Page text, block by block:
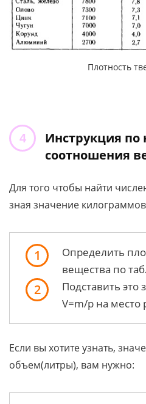
Плотность
Инструкция
соотношения
Для того чтобы найти
зная значение
1
Определить
вещества по
2
Подставить
V=m/p на место
Если вы хотите узнать,
объем(литры), вам нужно: